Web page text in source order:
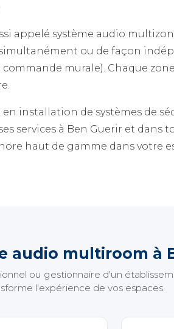
appelé système audio
ou de façon
murale). Chaque
en installation de systèmes de
services à Ben Guerir et dans
haut de gamme dans votre
audio multiroom à
ou gestionnaire d'un
l'expérience de vos espaces.